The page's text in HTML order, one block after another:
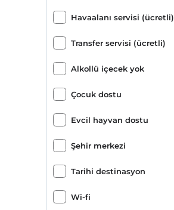
Havaalanı servisi (ücretli)
Transfer servisi (ücretli)
Alkollü içecek yok
Çocuk dostu
Evcil hayvan dostu
Şehir merkezi
Tarihi destinasyon
Wi-fi